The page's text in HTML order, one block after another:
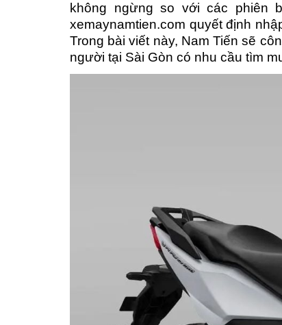
không ngừng so với các phiên
xemaynamtien.com quyết định
Trong bài viết này, Nam Tiến sẽ
người tại Sài Gòn có nhu cầu tìm